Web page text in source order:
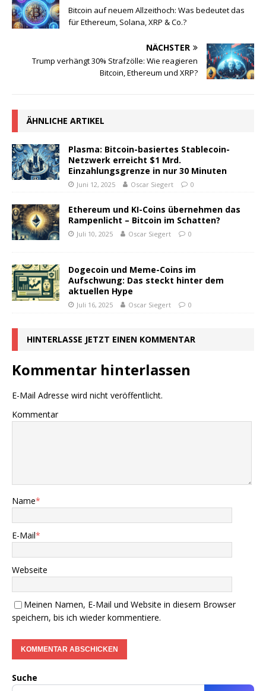
Bitcoin auf neuem Allzeithoch: Was bedeutet das
für Ethereum, Solana, XRP & Co.?
NÄCHSTER
Trump verhängt 30% Strafzölle: Wie reagieren
Bitcoin, Ethereum und XRP?
ÄHNLICHE ARTIKEL
Plasma: Bitcoin-basiertes Stablecoin-
Netzwerk erreicht $1 Mrd.
Einzahlungsgrenze in nur 30 Minuten
Juni 12, 2025 Oscar Siegert 0
Ethereum und KI-Coins übernehmen das
Rampenlicht – Bitcoin im Schatten?
Juli 10, 2025 Oscar Siegert 0
Dogecoin und Meme-Coins im
Aufschwung: Das steckt hinter dem
aktuellen Hype
Juli 16, 2025 Oscar Siegert 0
HINTERLASSE JETZT EINEN KOMMENTAR
Kommentar hinterlassen
E-Mail Adresse wird nicht veröffentlicht.
Kommentar
Name*
E-Mail*
Webseite
Meinen Namen, E-Mail und Website in diesem Browser
speichern, bis ich wieder kommentiere.
Suche